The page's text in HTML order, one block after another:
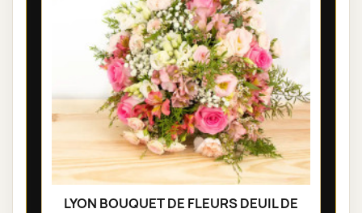
LYON BOUQUET DE FLEURS DEUIL DE